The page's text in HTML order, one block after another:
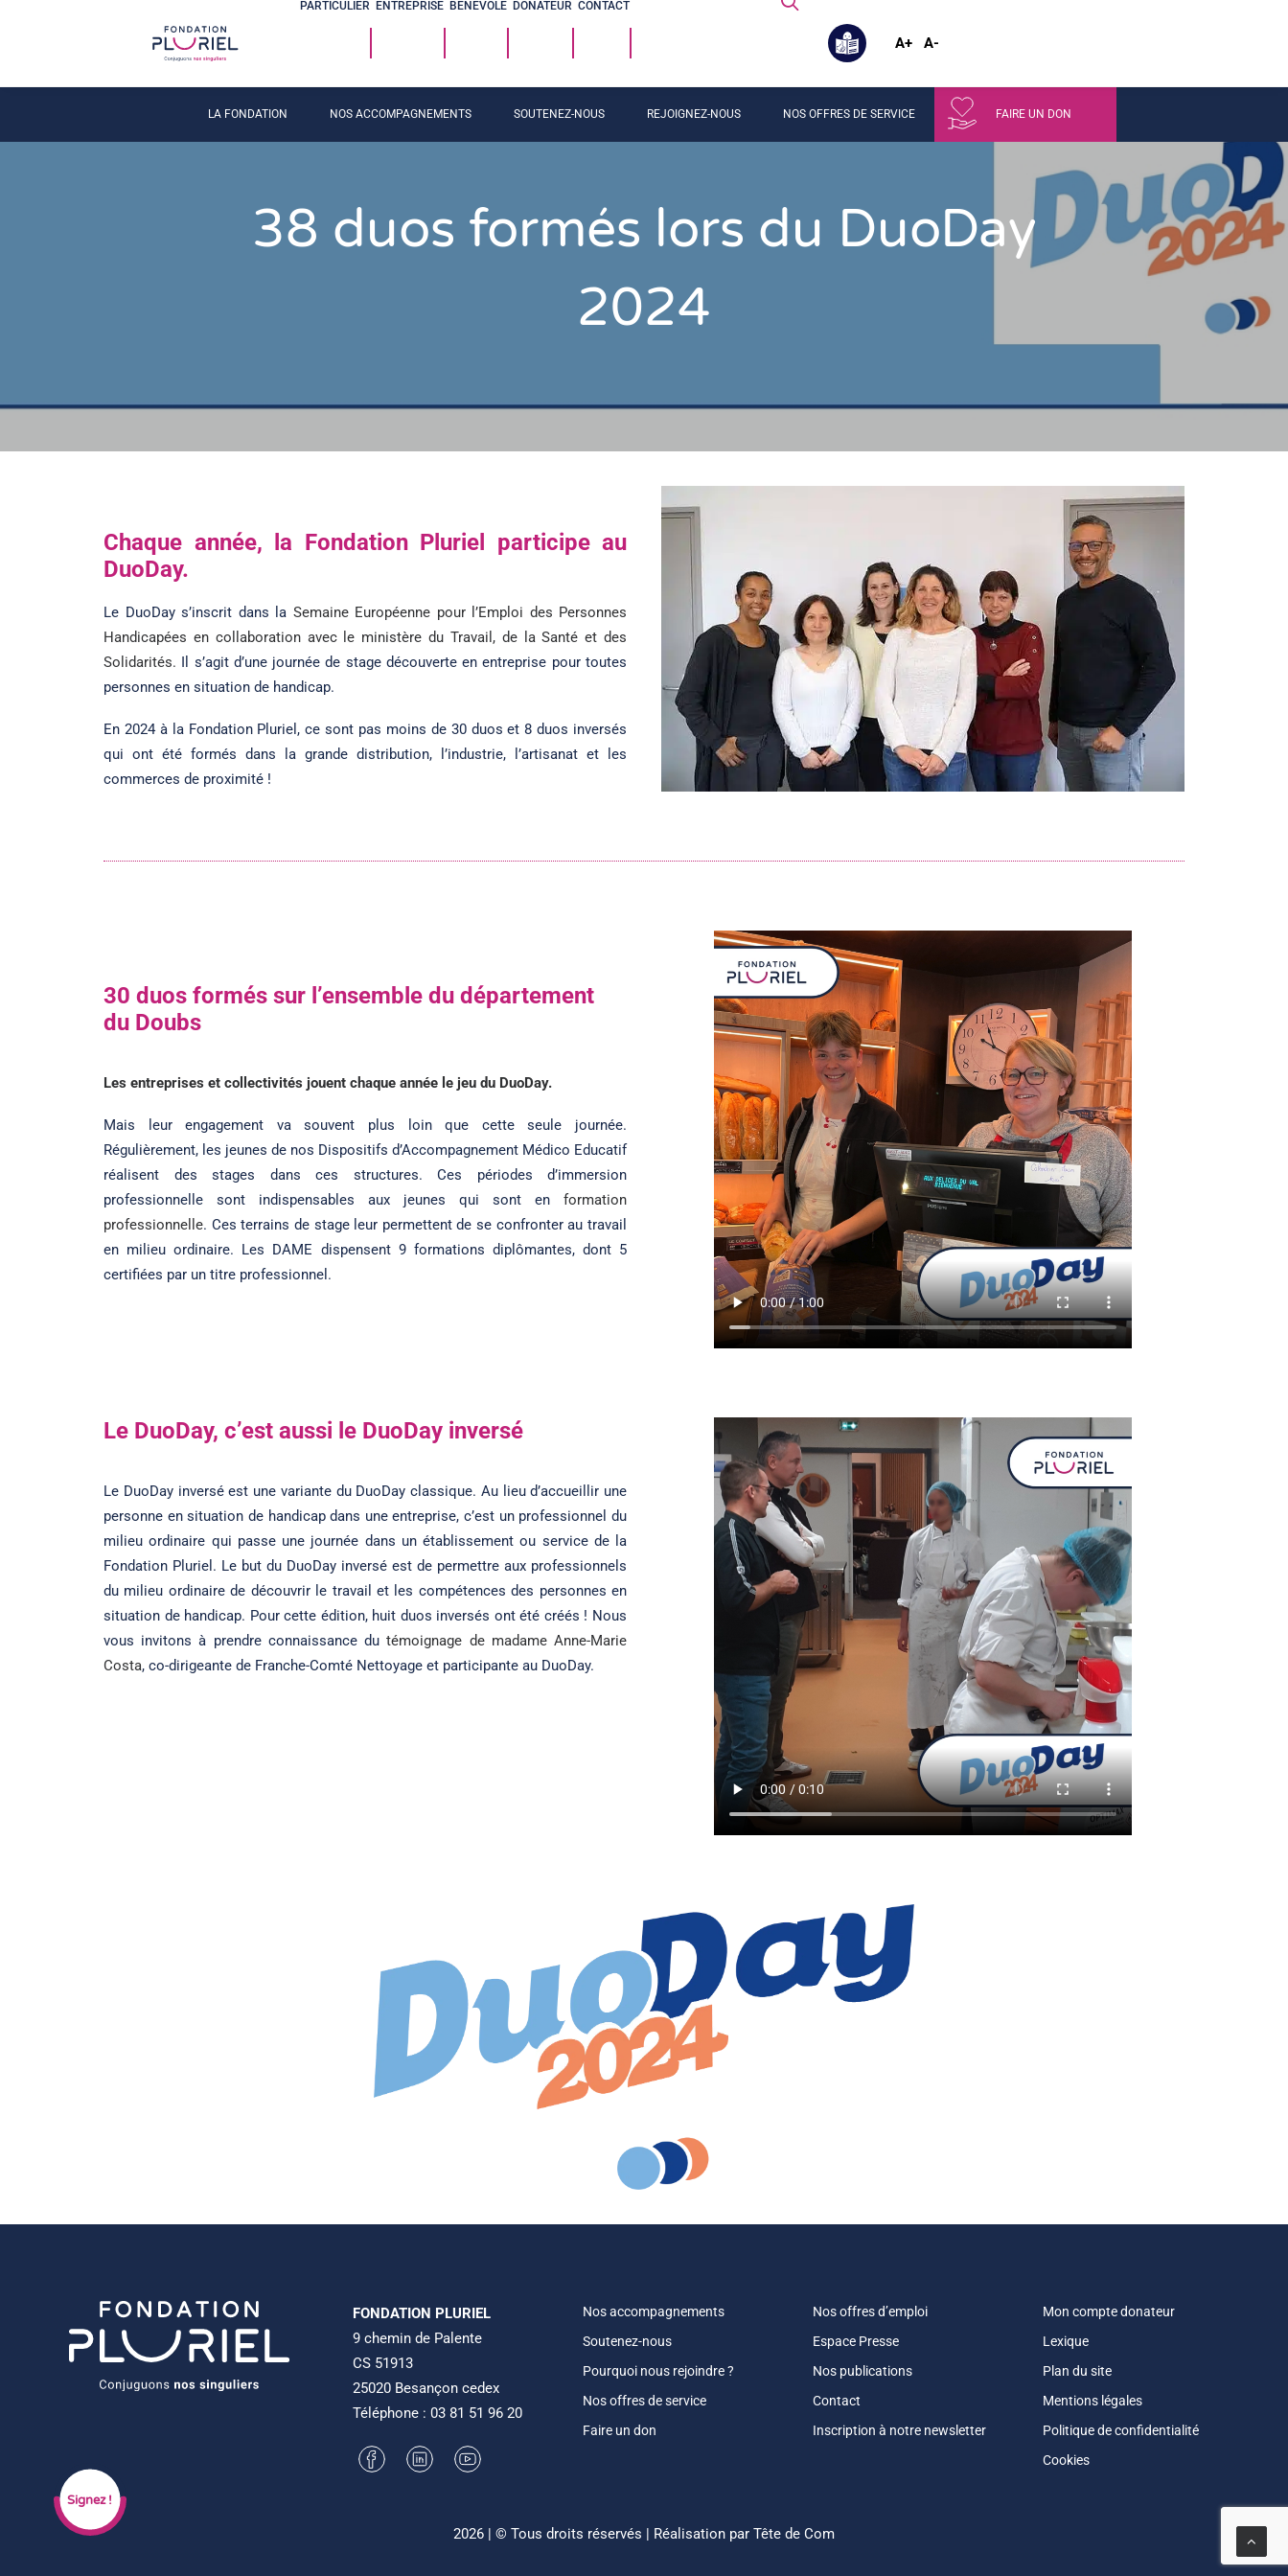
PARTICULIER ENTREPRISE BÉNÉVOLE DONATEUR CONTACT
A+ A-
LA FONDATION NOS ACCOMPAGNEMENTS SOUTENEZ-NOUS REJOIGNEZ-NOUS NOS OFFRES DE SERVICE FAIRE UN DON
38 duos formés lors du DuoDay
2024
Chaque année, la Fondation Pluriel participe au
DuoDay.
Le DuoDay s’inscrit dans la Semaine Européenne pour l’Emploi des Personnes
Handicapées en collaboration avec le ministère du Travail, de la Santé et des
Solidarités. Il s’agit d’une journée de stage découverte en entreprise pour toutes
personnes en situation de handicap.
En 2024 à la Fondation Pluriel, ce sont pas moins de 30 duos et 8 duos inversés
qui ont été formés dans la grande distribution, l’industrie, l’artisanat et les
commerces de proximité !
30 duos formés sur l’ensemble du département
du Doubs
Les entreprises et collectivités jouent chaque année le jeu du DuoDay.
Mais leur engagement va souvent plus loin que cette seule journée.
Régulièrement, les jeunes de nos Dispositifs d’Accompagnement Médico Educatif
réalisent des stages dans ces structures. Ces périodes d’immersion
professionnelle sont indispensables aux jeunes qui sont en formation
professionnelle. Ces terrains de stage leur permettent de se confronter au travail
en milieu ordinaire. Les DAME dispensent 9 formations diplômantes, dont 5
certifiées par un titre professionnel.
Le DuoDay, c’est aussi le DuoDay inversé
Le DuoDay inversé est une variante du DuoDay classique. Au lieu d’accueillir une
personne en situation de handicap dans une entreprise, c’est un professionnel du
milieu ordinaire qui passe une journée dans un établissement ou service de la
Fondation Pluriel. Le but du DuoDay inversé est de permettre aux professionnels
du milieu ordinaire de découvrir le travail et les compétences des personnes en
situation de handicap. Pour cette édition, huit duos inversés ont été créés ! Nous
vous invitons à prendre connaissance dutémoignage de madame Anne-Marie
Costa, co-dirigeante de Franche-Comté Nettoyage et participante au DuoDay.
FONDATION PLURIEL
9 chemin de Palente
CS 51913
25020 Besançon cedex
Téléphone : 03 81 51 96 20
Nos accompagnements
Soutenez-nous
Pourquoi nous rejoindre ?
Nos offres de service
Faire un don
Nos offres d’emploi
Espace Presse
Nos publications
Contact
Inscription à notre newsletter
Mon compte donateur
Lexique
Plan du site
Mentions légales
Politique de confidentialité
Cookies
2026 | © Tous droits réservés | Réalisation par Tête de Com
Signez !